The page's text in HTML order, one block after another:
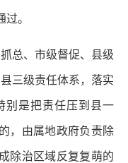
。
总、市级督促、县级
三级责任体系，落实
别是把责任压到县一
，由属地政府负责除
除治区域反复复萌的